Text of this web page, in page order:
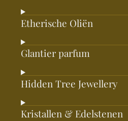
Etherische Oliën
Glantier parfum
Hidden Tree Jewellery
Kristallen & Edelstenen